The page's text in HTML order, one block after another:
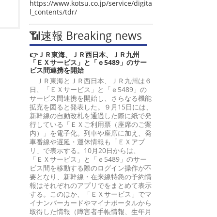
https://www.kotsu.co.jp/service/digita
l_contents/tdr/
📶速報 Breaking news
👉ＪＲ東海、ＪＲ西日本、ＪＲ九州
「ＥＸサービス」と「ｅ5489」のサー
ビス間連携を開始
ＪＲ東海とＪＲ西日本、ＪＲ九州は６
日、「ＥＸサービス」と「ｅ5489」の
サービス間連携を開始し、さらなる機能
拡充を図ると発表した。９月15日には、
新幹線の自動改札を通過した際に紙で発
行している「ＥＸご利用票（座席のご案
内）」を電子化。列車や座席に加え、発
車番線や遅延・運休情報も「ＥＸアプ
リ」で表示する。10月20日からは、
「ＥＸサービス」と「ｅ5489」のサー
ビス間を移動する際のログイン操作が不
要となり、新幹線・在来線特急の予約情
報はそれぞれのアプリでをまとめて表示
する。このほか、「ＥＸサービス」でマ
イナンバーカードやマイナポータルから
取得した情報（障害者手帳情報、生年月